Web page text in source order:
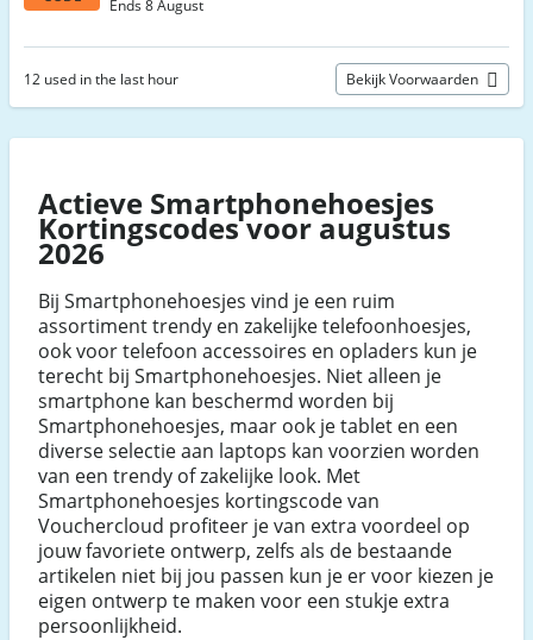
Ends 8 August
12 used in the last hour Bekijk Voorwaarden
Actieve Smartphonehoesjes
Kortingscodes voor augustus
2026
Bij Smartphonehoesjes vind je een ruim
assortiment trendy en zakelijke telefoonhoesjes,
ook voor telefoon accessoires en opladers kun je
terecht bij Smartphonehoesjes. Niet alleen je
smartphone kan beschermd worden bij
Smartphonehoesjes, maar ook je tablet en een
diverse selectie aan laptops kan voorzien worden
van een trendy of zakelijke look. Met
Smartphonehoesjes kortingscode van
Vouchercloud profiteer je van extra voordeel op
jouw favoriete ontwerp, zelfs als de bestaande
artikelen niet bij jou passen kun je er voor kiezen je
eigen ontwerp te maken voor een stukje extra
persoonlijkheid.